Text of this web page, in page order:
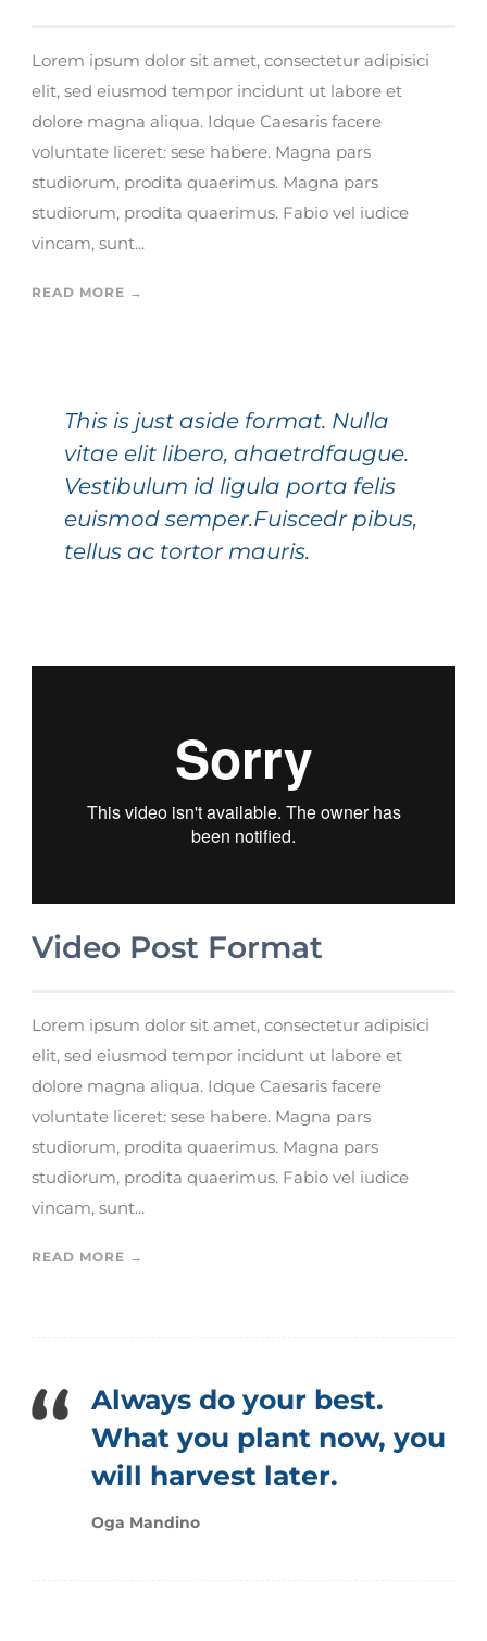
Lorem ipsum dolor sit amet, consectetur adipisici
elit, sed eiusmod tempor incidunt ut labore et
dolore magna aliqua. Idque Caesaris facere
voluntate liceret: sese habere. Magna pars
studiorum, prodita quaerimus. Magna pars
studiorum, prodita quaerimus. Fabio vel iudice
vincam, sunt...
READ MORE →
This is just aside format. Nulla
vitae elit libero, ahaetrdfaugue.
Vestibulum id ligula porta felis
euismod semper.Fuiscedr pibus,
tellus ac tortor mauris.
Video Post Format
Lorem ipsum dolor sit amet, consectetur adipisici
elit, sed eiusmod tempor incidunt ut labore et
dolore magna aliqua. Idque Caesaris facere
voluntate liceret: sese habere. Magna pars
studiorum, prodita quaerimus. Magna pars
studiorum, prodita quaerimus. Fabio vel iudice
vincam, sunt...
READ MORE →
Always do your best.
What you plant now, you
will harvest later.
Oga Mandino